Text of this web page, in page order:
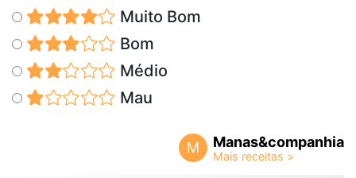
Muito Bom
Bom
Médio
Mau
M Manas&companhia